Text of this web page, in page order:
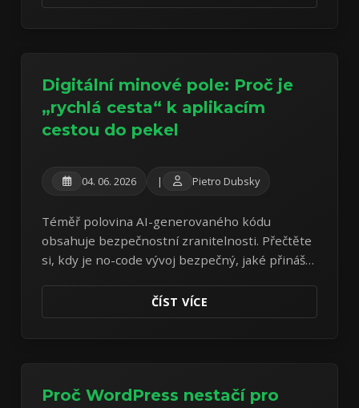
Digitální minové pole: Proč je
„rychlá cesta“ k aplikacím
cestou do pekel
04. 06. 2026 | Pietro Dubsky
Téměř polovina AI-generovaného kódu
obsahuje bezpečnostní zranitelnosti. Přečtěte
si, kdy je no-code vývoj bezpečný, jaké přináší
správně postupovat.ČÍST VÍCE
Proč WordPress nestačí pro